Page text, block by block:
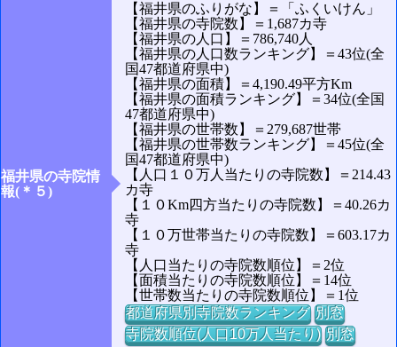
福井県の寺院情
報(＊５)
【福井県のふりがな】＝「ふくいけん」
【福井県の寺院数】＝1,687カ寺
【福井県の人口】＝786,740人
【福井県の人口数ランキング】＝43位(全
国47都道府県中)
【福井県の面積】＝4,190.49平方Km
【福井県の面積ランキング】＝34位(全国
47都道府県中)
【福井県の世帯数】＝279,687世帯
【福井県の世帯数ランキング】＝45位(全
国47都道府県中)
【人口１０万人当たりの寺院数】＝214.43
カ寺
【１０Km四方当たりの寺院数】＝40.26カ
寺
【１０万世帯当たりの寺院数】＝603.17カ
寺
【人口当たりの寺院数順位】＝2位
【面積当たりの寺院数順位】＝14位
【世帯数当たりの寺院数順位】＝1位
都道府県別寺院数ランキング 別窓
寺院数順位(人口10万人当たり) 別窓